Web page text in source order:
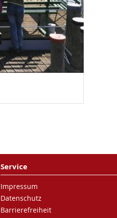
Service
Impressum
Datenschutz
Barrierefreiheit